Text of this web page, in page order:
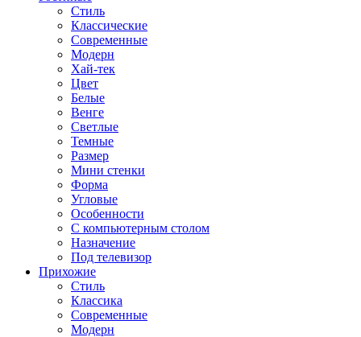
Стиль
Классические
Современные
Модерн
Хай-тек
Цвет
Белые
Венге
Светлые
Темные
Размер
Мини стенки
Форма
Угловые
Особенности
С компьютерным столом
Назначение
Под телевизор
Прихожие
Стиль
Классика
Современные
Модерн